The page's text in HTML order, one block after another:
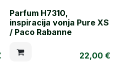
Parfum H7310,
inspiracija vonja Pure XS
/ Paco Rabanne
22,00€